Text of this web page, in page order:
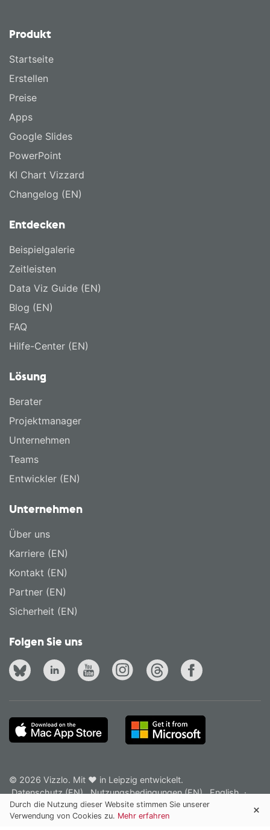
Produkt
Startseite
Erstellen
Preise
Apps
Google Slides
PowerPoint
KI Chart Vizzard
Changelog (EN)
Entdecken
Beispielgalerie
Zeitleisten
Data Viz Guide (EN)
Blog (EN)
FAQ
Hilfe-Center (EN)
Lösung
Berater
Projektmanager
Unternehmen
Teams
Entwickler (EN)
Unternehmen
Über uns
Karriere (EN)
Kontakt (EN)
Partner (EN)
Sicherheit (EN)
Folgen Sie uns
© 2026 Vizzlo. Mit ❤ in Leipzig entwickelt.
Datenschutz (EN)
Nutzungsbedingungen (EN) English ·
Deutsch
Durch die Nutzung dieser Website stimmen Sie unserer
Verwendung von Cookies zu. Mehr erfahren